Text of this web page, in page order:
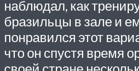
наблюдал, как
бразильцы в зале и
понравился этот
что он спустя время